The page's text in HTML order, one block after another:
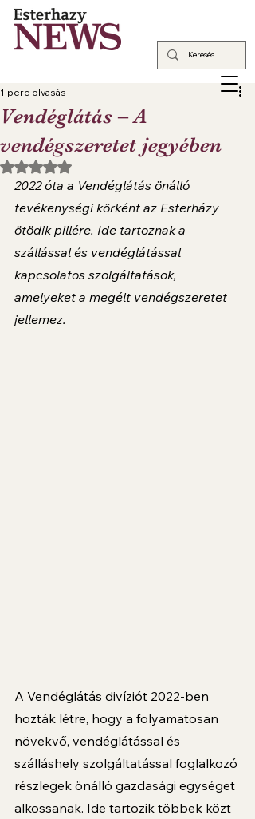
Vendéglátás – A
vendégszeretet jegyében
1 perc olvasás
NaN csillagot kapott az 5-ből.
2022 óta a Vendéglátás önálló
tevékenységi körként az Esterházy
ötödik pillére. Ide tartoznak a
szállással és vendéglátással
kapcsolatos szolgáltatások,
amelyeket a megélt vendégszeretet
jellemez.
A Vendéglátás divíziót 2022-ben
hozták létre, hogy a folyamatosan
növekvő, vendéglátással és
szálláshely szolgáltatással foglalkozó
részlegek önálló gazdasági egységet
alkossanak. Ide tartozik többek közt